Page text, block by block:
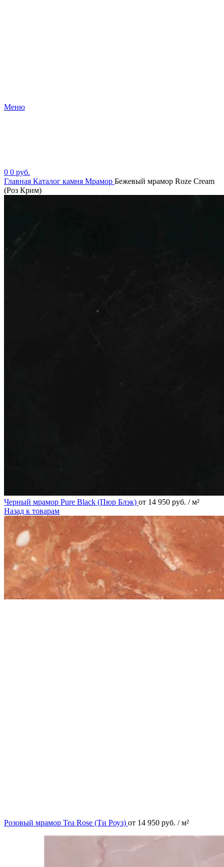
Меню
0 0 руб.
Главная Каталог камня Мрамор Бежевый мрамор Roze Cream
(Роз Крим)
Черный мрамор Pure Black (Пюр Блэк) от 14 950 руб. / м²
Назад к товарам
Розовый мрамор Tea Rose (Ти Роуз) от 14 950 руб. / м²